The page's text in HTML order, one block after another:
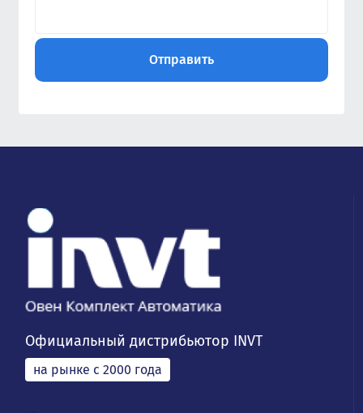
Официальный дистрибьютор INVT
на рынке с 2000 года